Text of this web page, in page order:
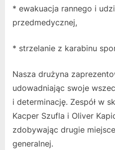
* ewakuacja rannego i
przedmedycznej,
* strzelanie z karabinu
Nasza drużyna
udowadniając swoje
i determinację. Zespół w
Kacper Szufla i Oliver
zdobywając drugie
generalnej.